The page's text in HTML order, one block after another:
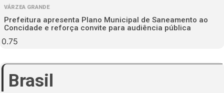
VÁRZEA GRANDE
Prefeitura apresenta Plano Municipal de Saneamento ao
Concidade e reforça convite para audiência pública
Brasil